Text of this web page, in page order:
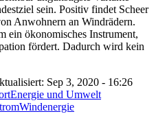
sein. Positiv findet Scheer
Anwohnern an Windrädern.
ein ökonomisches Instrument,
fördert. Dadurch wird kein
Sep 3, 2020 - 16:26
Energie und Umwelt
Windenergie